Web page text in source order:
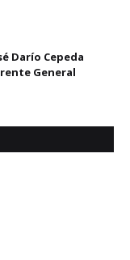
Darío Cepeda
General